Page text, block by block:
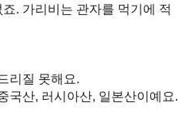
. 가리비는 관자를 먹기에 적
리질 못해요.
국산, 러시아산, 일본산이예요.